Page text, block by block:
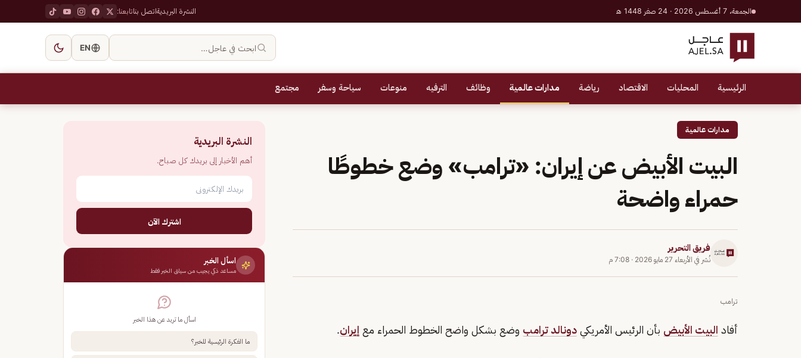
الجمعة، 7 أغسطس 2026 · 24 صفر 1448 هـ النشرة البريديةاتصل بناتابعنا:
ابحث في عاجل… EN
الرئيسية المحليات الاقتصاد رياضة مدارات عالمية وظائف الترفيه منوعات سياحة وسفر مجتمع
مدارات عالمية
البيت الأبيض عن إيران: «ترامب» وضع خطوطًا
حمراء واضحة
فريق التحرير
نُشر في الأربعاء 27 مايو 2026 · 7:08 م
ترامب
أفاد البيت الأبيض بأن الرئيس الأمريكي دونالد ترامب وضع بشكل واضح الخطوط الحمراء مع إيران.
النشرة البريدية
أهم الأخبار إلى بريدك كل صباح.
اشترك الآن
اسأل الخبر
مساعد ذكي يجيب من سياق الخبر فقط
اسأل ما تريد عن هذا الخبر
ما الفكرة الرئيسية للخبر؟